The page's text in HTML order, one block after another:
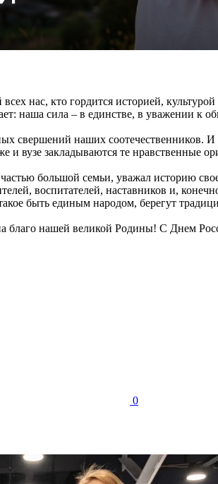
нас, кто гордится историей,
наша сила – в единстве, в уважении к
свершений наших соотечественников. И
и вузе закладываются те нравственные
большой семьи, уважал историю
воспитателей, наставников и,
быть единым народом, берегут
благо нашей великой Родины! С Днем
0